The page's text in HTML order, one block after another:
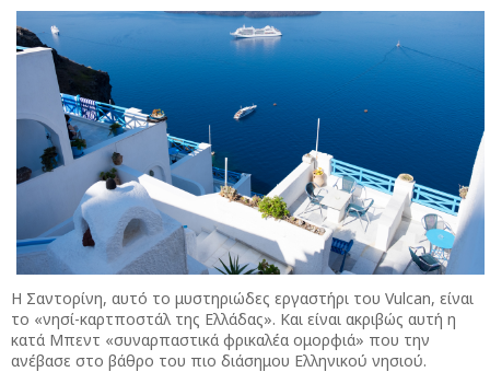
Η Σαντορίνη, αυτό το μυστηριώδες εργαστήρι του Vulcan, είναι
το «νησί-καρτποστάλ της Ελλάδας». Και είναι ακριβώς αυτή η
κατά Μπεντ «συναρπαστικά φρικαλέα ομορφιά» που την
ανέβασε στο βάθρο του πιο διάσημου Ελληνικού νησιού.